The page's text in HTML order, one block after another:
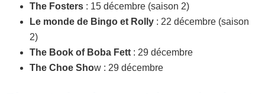
The Fosters : 15 décembre (saison 2)
Le monde de Bingo et Rolly : 22 décembre (saison
2)
The Book of Boba Fett : 29 décembre
The Choe Show : 29 décembre